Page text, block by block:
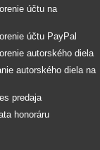
účtu na
účtu PayPal
autorského diela
autorského diela na
predaja
honoráru